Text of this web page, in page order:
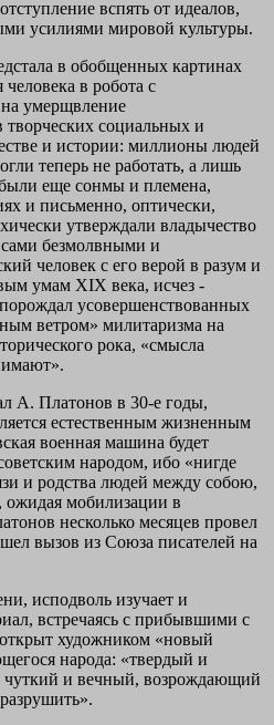
вспять от идеалов,
усилиями мировой культуры.
в обобщенных картинах
в робота с
умерщвление
творческих социальных и
и истории: миллионы людей
теперь не работать, а лишь
еще сонмы и племена,
и письменно, оптически,
утверждали владычество
сами безмолвными и
человек с его верой в разум и
умам XIX века, исчез -
усовершенствованных
ветром» милитаризма на
рока, «смысла
А. Платонов в 30-е годы,
естественным жизненным
военная машина будет
народом, ибо «нигде
и родства людей между собою,
мобилизации в
несколько месяцев провел
вызов из Союза писателей на
исподволь изучает и
встречаясь с прибывшими с
художником «новый
народа: «твердый и
чуткий и вечный, возрождающий